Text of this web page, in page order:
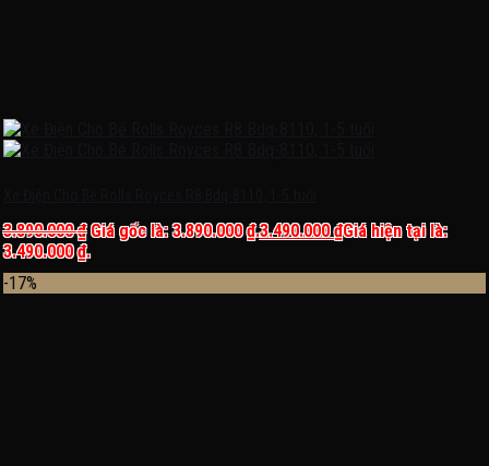
3.890.000₫ Giá gốc là: 3.890.000 ₫.3.490.000₫Giá hiện tại là:
3.490.000 ₫.
-17%